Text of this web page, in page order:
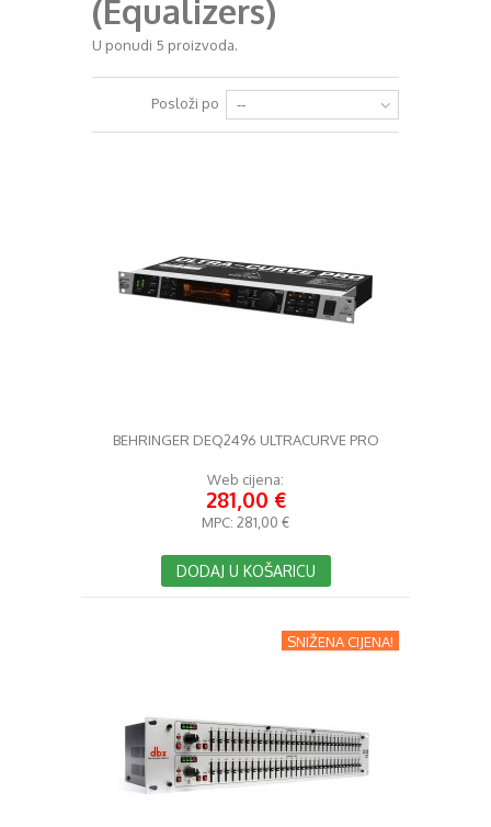
RAZGLASI (PA)
+
KLAVIJATURE
+
SLUŠALICE
(Equalizers)
U ponudi 5 proizvoda.
Posloži po --
BEHRINGER DEQ2496 ULTRACURVE PRO
Web cijena:
281,00 €
MPC: 281,00 €
DODAJ U KOŠARICU
SNIŽENA CIJENA!